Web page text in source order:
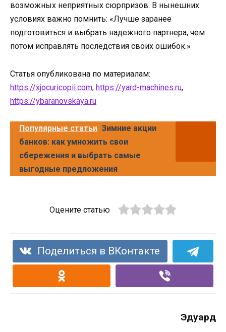
возможных неприятных сюрпризов. В нынешних
условиях важно помнить: «Лучше заранее
подготовиться и выбрать надежного партнера, чем
потом исправлять последствия своих ошибок.»
Статья опубликована по материалам:
https://xjocuricopii.com, https://yard-machines.ru,
https://ybaranovskaya.ru
Популярные статьи Зимние акции
банков: как умножить свои
сбережения и выбрать самые
выгодные предложения
Оцените статью
Поделиться в ВКонтакте
Эдуард